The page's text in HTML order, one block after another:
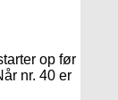
op før
nr. 40 er